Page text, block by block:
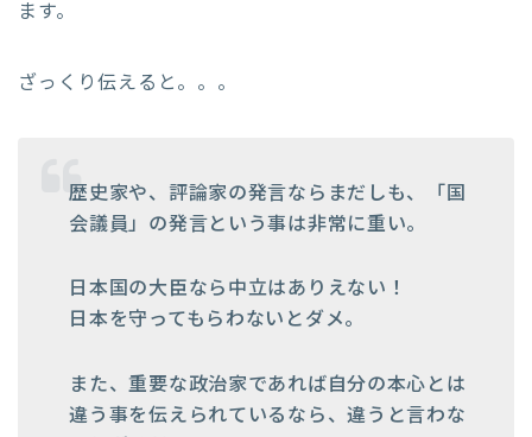
ます。
ざっくり伝えると。。。
歴史家や、評論家の発言ならまだしも、「国
会議員」の発言という事は非常に重い。
日本国の大臣なら中立はありえない！
日本を守ってもらわないとダメ。
また、重要な政治家であれば自分の本心とは
違う事を伝えられているなら、違うと言わな